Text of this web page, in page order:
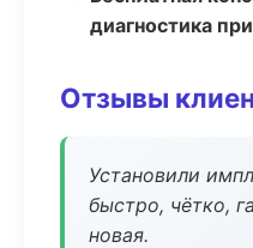
диагностика
Отзывы
Установили
быстро, чётко,
новая.